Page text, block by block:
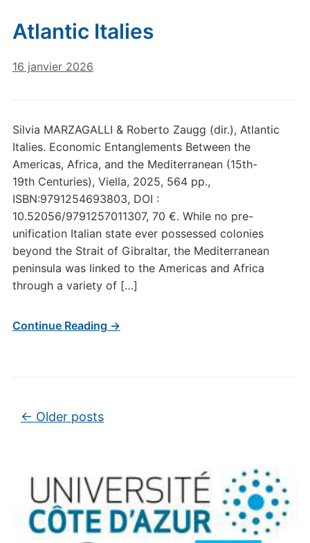
Atlantic Italies
16 janvier 2026
Silvia MARZAGALLI & Roberto Zaugg (dir.), Atlantic
Italies. Economic Entanglements Between the
Americas, Africa, and the Mediterranean (15th-
19th Centuries), Viella, 2025, 564 pp.,
ISBN:9791254693803, DOI :
10.52056/9791257011307, 70 €. While no pre-
unification Italian state ever possessed colonies
beyond the Strait of Gibraltar, the Mediterranean
peninsula was linked to the Americas and Africa
through a variety of […]
Continue Reading →
Post navigation
← Older posts